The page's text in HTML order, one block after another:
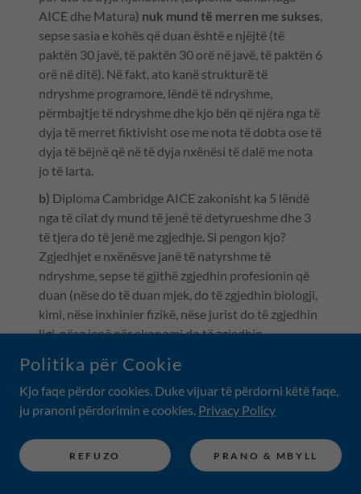
AICE dhe Matura) nuk mund të merren me sukses,
sepse sasia e kohës që duan është e njëjtë (të
paktën 30 javë, të paktën 30 orë në javë, të paktën 6
orë në ditë). Në fakt, ato kanë strukturë të
ndryshme programore, lëndë të ndryshme,
përmbajtje të ndryshme dhe kjo bën që njëra nga të
dyja të merret fiktivisht ose me nota të dobta ose të
dyja të bëjnë që në të dyja nxënësi të dalë me nota
jo të larta.
b) Diploma Cambridge AICE zakonisht ka 5 lëndë
nga të cilat dy mund të jenë të detyrueshme dhe 3
të tjera do të jenë me zgjedhje. Si pengon kjo?
Zgjedhjet e nxënësve janë të natyrshme të
ndryshme, sepse të gjithë zgjedhin profesionin që
duan (nëse do të duan mjek, do të zgjedhin biologji,
kimi, nëse inxhinier fizikë, nëse jurist do të zgjedhin
ligj, nëse janë për ekonomi do të zgjedhin
etj) Zgjedhjet e ndryshme bëjnë që një klasë që
dikur ishte kompakte në klasën e dhjetë (studionin
të njëjtat lëndë) fillon e ndahet në interesa për
të zgjedhin patjetër degën që duan dhe jo t'i
përshtaten zgjedhjes së shkollës.
Politika për Cookie
Kjo faqe përdor cookies. Duke vijuar të përdorni këtë faqe,
ju pranoni përdorimin e cookies. Privacy Policy
REFUZO PRANO & MBYLL